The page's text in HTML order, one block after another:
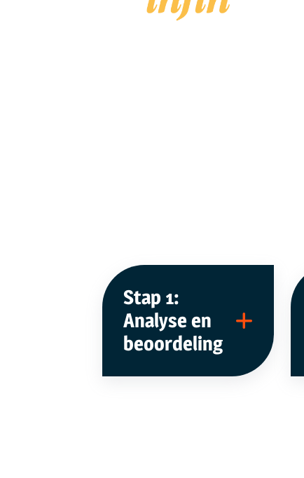
Stap 1:
Analyse en
beoordeling